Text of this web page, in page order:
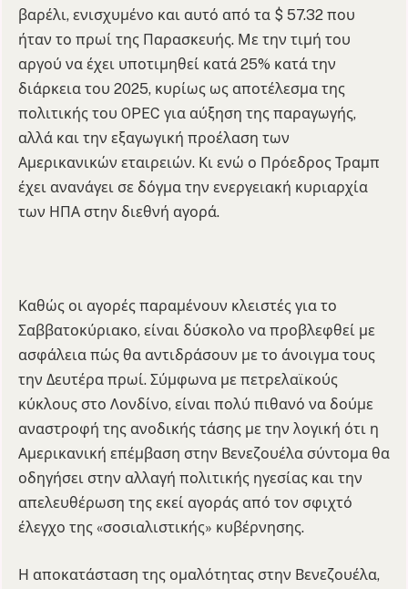
βαρέλι, ενισχυμένο και αυτό από τα $ 57.32 που
ήταν το πρωί της Παρασκευής. Με την τιμή του
αργού να έχει υποτιμηθεί κατά 25% κατά την
διάρκεια του 2025, κυρίως ως αποτέλεσμα της
πολιτικής του OPEC για αύξηση της παραγωγής,
αλλά και την εξαγωγική προέλαση των
Αμερικανικών εταιρειών. Κι ενώ ο Πρόεδρος Τραμπ
έχει ανανάγει σε δόγμα την ενεργειακή κυριαρχία
των ΗΠΑ στην διεθνή αγορά.
Καθώς οι αγορές παραμένουν κλειστές για το
Σαββατοκύριακο, είναι δύσκολο να προβλεφθεί με
ασφάλεια πώς θα αντιδράσουν με το άνοιγμα τους
την Δευτέρα πρωί. Σύμφωνα με πετρελαϊκούς
κύκλους στο Λονδίνο, είναι πολύ πιθανό να δούμε
αναστροφή της ανοδικής τάσης με την λογική ότι η
Αμερικανική επέμβαση στην Βενεζουέλα σύντομα θα
οδηγήσει στην αλλαγή πολιτικής ηγεσίας και την
απελευθέρωση της εκεί αγοράς από τον σφιχτό
έλεγχο της «σοσιαλιστικής» κυβέρνησης.
Η αποκατάσταση της ομαλότητας στην Βενεζουέλα,